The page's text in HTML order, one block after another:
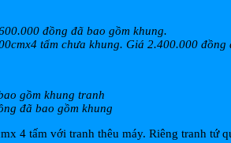
đồng đã bao gồm khung.
tấm chưa khung. Giá 2.400.000
gồm khung tranh
đã bao gồm khung
4 tấm với tranh thêu máy. Riêng tranh tứ